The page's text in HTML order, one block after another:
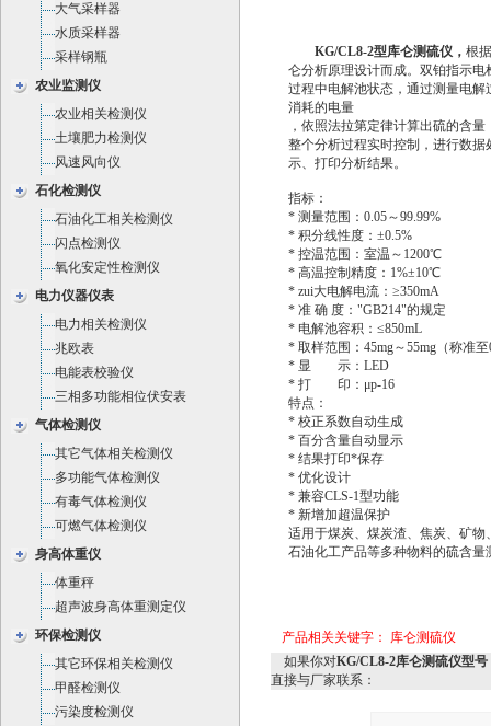
大气采样器
水质采样器
采样钢瓶
农业监测仪
农业相关检测仪
土壤肥力检测仪
风速风向仪
石化检测仪
石油化工相关检测仪
闪点检测仪
氧化安定性检测仪
电力仪器仪表
电力相关检测仪
兆欧表
电能表校验仪
三相多功能相位伏安表
气体检测仪
其它气体相关检测仪
多功能气体检测仪
有毒气体检测仪
可燃气体检测仪
身高体重仪
体重秤
超声波身高体重测定仪
环保检测仪
其它环保相关检测仪
甲醛检测仪
污染度检测仪
KG/CL8-2型库仑测硫仪， 根
仑分析原理设计而成。双铂指示电
过程中电解池状态，通过测量电解
消耗的电量
，依照法拉第定律计算出硫的含量
整个分析过程实时控制，进行数据
示、打印分析结果。
指标：
* 测量范围：0.05～99.99%
* 积分线性度：±0.5%
* 控温范围：室温～1200℃
* 高温控制精度：1%±10℃
* zui大电解电流：≥350mA
* 准 确 度："GB214"的规定
* 电解池容积：≤850mL
* 取样范围：45mg～55mg（称准至
* 显 示：LED
* 打 印：μp-16
特点：
* 校正系数自动生成
* 百分含量自动显示
* 结果打印*保存
* 优化设计
* 兼容CLS-1型功能
* 新增加超温保护
适用于煤炭、煤炭渣、焦炭、矿物
石油化工产品等多种物料的硫含量
产品相关关键字： 库仑测硫仪
如果你对KG/CL8-2库仑测硫仪型
直接与厂家联系：